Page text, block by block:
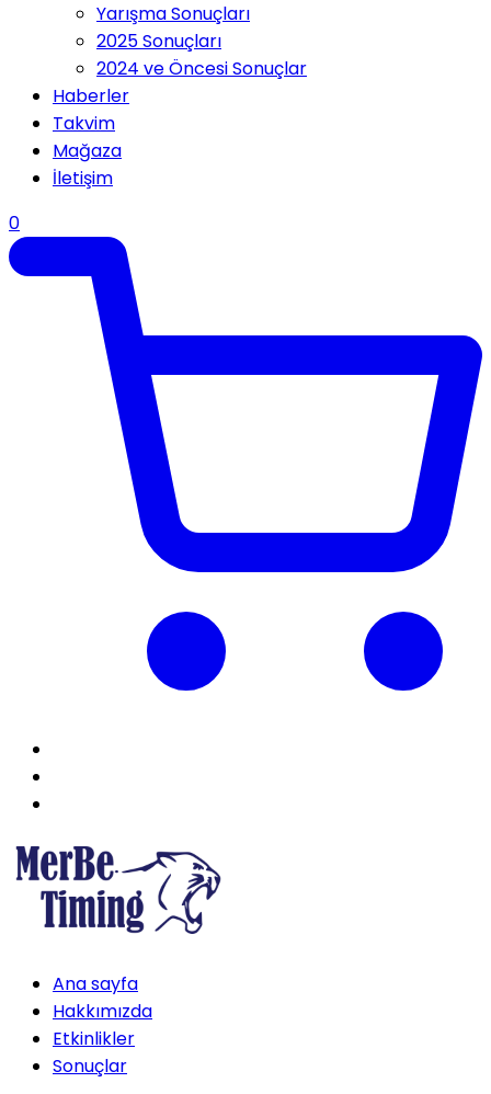
Yarışma Sonuçları
2025 Sonuçları
2024 ve Öncesi Sonuçlar
Haberler
Takvim
Mağaza
İletişim
0
Ana sayfa
Hakkımızda
Etkinlikler
Sonuçlar